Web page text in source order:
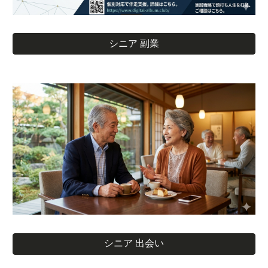
シニア 副業
シニア 出会い